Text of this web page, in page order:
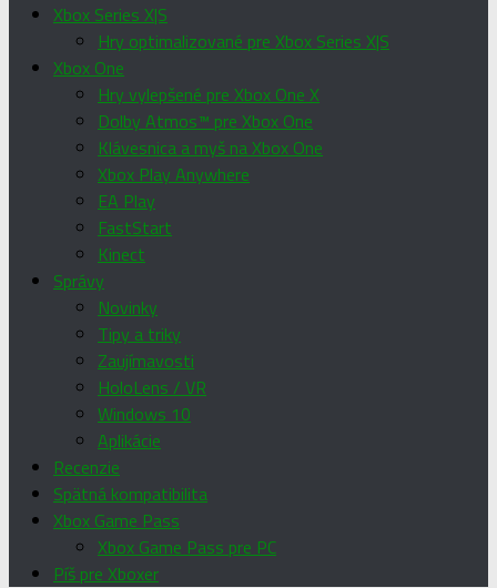
Xbox Series X|S
Hry optimalizované pre Xbox Series X|S
Xbox One
Hry vylepšené pre Xbox One X
Dolby Atmos™ pre Xbox One
Klávesnica a myš na Xbox One
Xbox Play Anywhere
EA Play
FastStart
Kinect
Správy
Novinky
Tipy a triky
Zaujímavosti
HoloLens / VR
Windows 10
Aplikácie
Recenzie
Spätná kompatibilita
Xbox Game Pass
Xbox Game Pass pre PC
Píš pre Xboxer